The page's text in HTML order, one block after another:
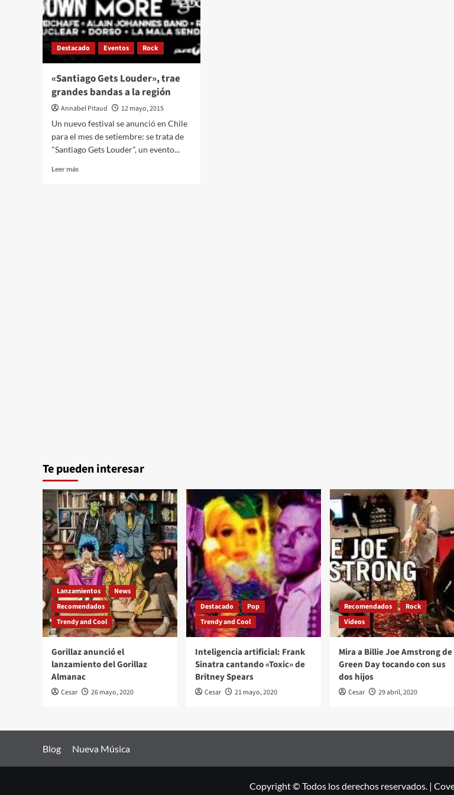
Destacado Eventos Rock
«Santiago Gets Louder», trae
grandes bandas a la región
Annabel Pitaud
12 mayo, 2015
Un nuevo festival se anunció en Chile
para el mes de setiembre: se trata de
"Santiago Gets Louder", un evento...
Leer másLeer
Te pueden interesar
Lanzamientos
News
Recomendados
Trendy and Cool
Gorillaz anunció el
lanzamiento del Gorillaz
Almanac
Cesar 26 mayo, 2020
Destacado
Pop
Trendy and Cool
Inteligencia artificial: Frank
Sinatra cantando «Toxic» de
Britney Spears
Cesar 21 mayo, 2020
Recomendados
Rock
Videos
Mira a Billie Joe Amstrong de
Green Day tocando con sus
dos hijos
Cesar 29 abril, 2020
Blog Nueva Música
Copyright © Todos los derechos reservados. |